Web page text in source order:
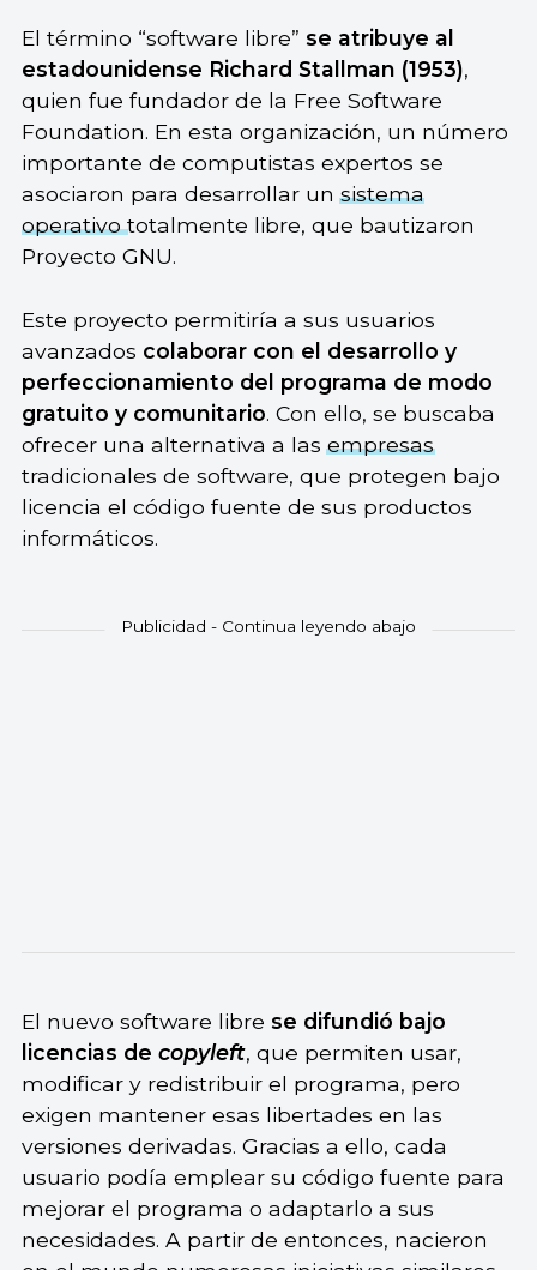
El término “software libre” se atribuye al
estadounidense Richard Stallman (1953),
quien fue fundador de la Free Software
Foundation. En esta organización, un número
importante de computistas expertos se
asociaron para desarrollar unsistema
operativototalmente libre, que bautizaron
Proyecto GNU.
Este proyecto permitiría a sus usuarios
avanzados colaborar con el desarrollo y
perfeccionamiento del programa de modo
gratuito y comunitario. Con ello, se buscaba
ofrecer una alternativa a lasempresas
tradicionales de software, que protegen bajo
licencia el código fuente de sus productos
informáticos.
El nuevo software libre se difundió bajo
licencias de copyleft, que permiten usar,
modificar y redistribuir el programa, pero
exigen mantener esas libertades en las
versiones derivadas. Gracias a ello, cada
usuario podía emplear su código fuente para
mejorar el programa o adaptarlo a sus
necesidades. A partir de entonces, nacieron